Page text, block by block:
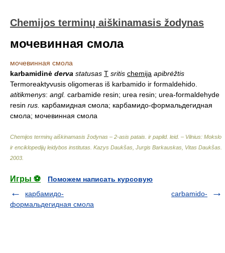
Chemijos terminų aiškinamasis žodynas
мочевинная смола
мочевинная смола
karbamidinė derva statusas T sritis chemija apibrėžtis
Termoreaktyvusis oligomeras iš karbamido ir formaldehido.
atitikmenys: angl. carbamide resin; urea resin; urea-formaldehyde
resin rus. карбамидная смола; карбамидо-формальдегидная
смола; мочевинная смола
Chemijos terminų aiškinamasis žodynas – 2-asis patais. ir papild. leid. – Vilnius: Mokslo
ir enciklopedijų leidybos institutas Kazys Daukšas, Jurgis Barkauskas, Vitas Daukšas
2003
Игры ⚽
Поможем написать курсовую
карбамидо-
формальдегидная смола
carbamido-